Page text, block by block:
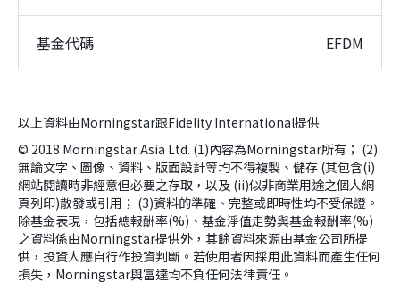
基金代碼 EFDM
以上資料由Morningstar跟Fidelity International提供
© 2018 Morningstar Asia Ltd. (1)內容為Morningstar所有； (2)
無論文字、圖像、資料、版面設計等均不得複製、儲存 (其包含(i)
網站閱讀時非經意但必要之存取，以及 (ii)似非商業用途之個人網
頁列印)散發或引用； (3)資料的準確、完整或即時性均不受保證。
除基金表現，包括總報酬率(%)、基金淨值走勢與基金報酬率(%)
之資料係由Morningstar提供外，其餘資料來源由基金公司所提
供，投資人應自行作投資判斷。若使用者因採用此資料而產生任何
損失，Morningstar與富達均不負任何法律責任。